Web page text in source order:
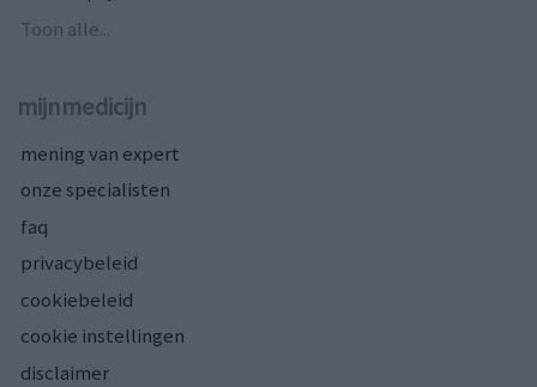
Toon alle...
mijnmedicijn
mening van expert
onze specialisten
faq
privacybeleid
cookiebeleid
cookie instellingen
disclaimer